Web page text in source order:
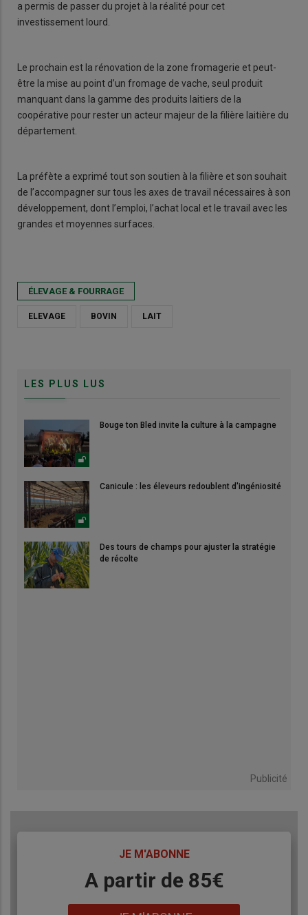
a permis de passer du projet à la réalité pour cet
investissement lourd.
Le prochain est la rénovation de la zone fromagerie et peut-
être la mise au point d’un fromage de vache, seul produit
manquant dans la gamme des produits laitiers de la
coopérative pour rester un acteur majeur de la filière laitière du
département.
La préfète a exprimé tout son soutien à la filière et son souhait
de l’accompagner sur tous les axes de travail nécessaires à son
développement, dont l’emploi, l’achat local et le travail avec les
grandes et moyennes surfaces.
ÉLEVAGE & FOURRAGE
ELEVAGE BOVIN LAIT
LES PLUS LUS
Bouge ton Bled invite la culture à la campagne
Canicule : les éleveurs redoublent d'ingéniosité
Des tours de champs pour ajuster la stratégie
de récolte
Publicité
JE M'ABONNE
A partir de 85€